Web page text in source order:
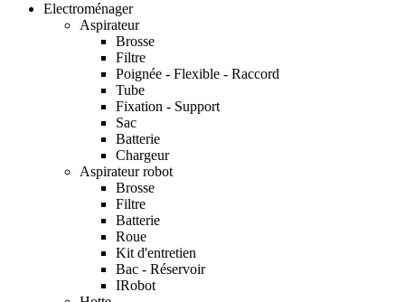
Electroménager
Aspirateur
Brosse
Filtre
Poignée - Flexible - Raccord
Tube
Fixation - Support
Sac
Batterie
Chargeur
Aspirateur robot
Brosse
Filtre
Batterie
Roue
Kit d'entretien
Bac - Réservoir
IRobot